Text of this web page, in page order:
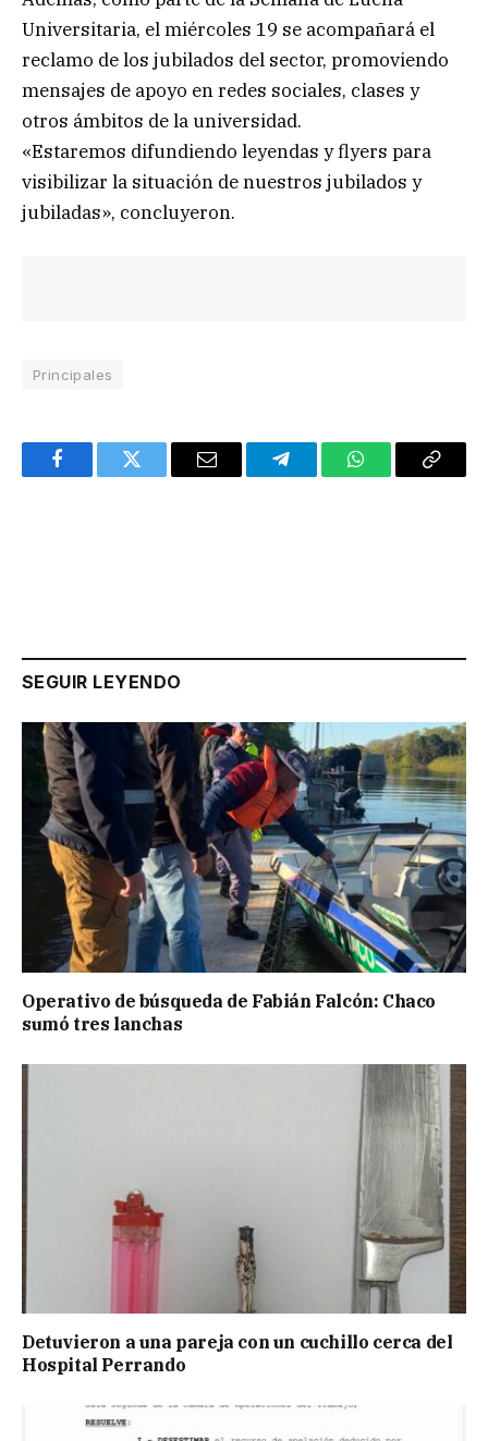
Universitaria, el miércoles 19 se acompañará el
reclamo de los jubilados del sector, promoviendo
mensajes de apoyo en redes sociales, clases y
otros ámbitos de la universidad.
«Estaremos difundiendo leyendas y flyers para
visibilizar la situación de nuestros jubilados y
jubiladas», concluyeron.
Principales
FacebookTwitter Email TelegramWhatsAppCopy
SEGUIR LEYENDO
Operativo de búsqueda de Fabián Falcón: Chaco
sumó tres lanchas
Detuvieron a una pareja con un cuchillo cerca del
Hospital Perrando